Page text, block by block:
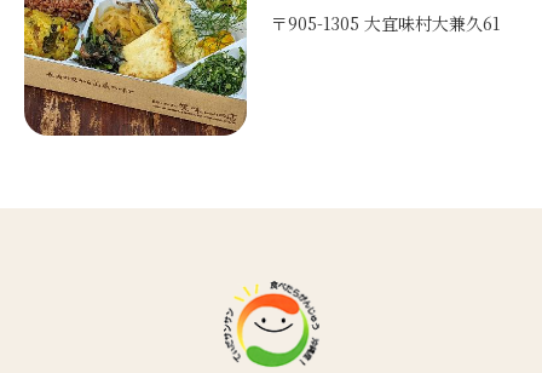
〒905-1305 大宜味村大兼久61